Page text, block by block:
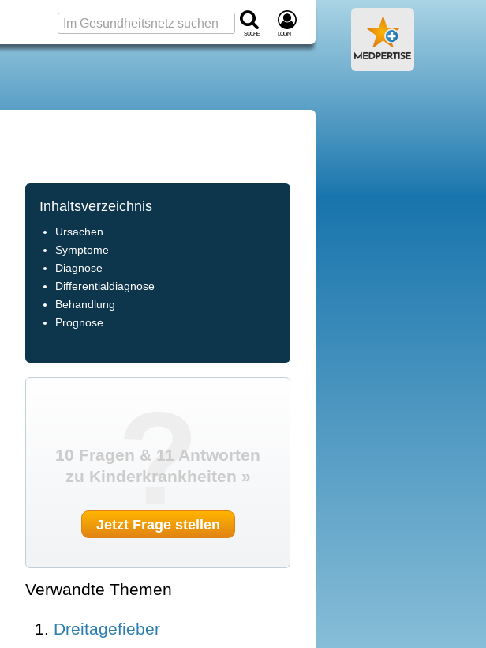
Suche Login
Inhaltsverzeichnis
Ursachen
Symptome
Diagnose
Differentialdiagnose
Behandlung
Prognose
?
10 Fragen & 11 Antworten
zu Kinderkrankheiten »
Jetzt Frage stellen
Verwandte Themen
Dreitagefieber